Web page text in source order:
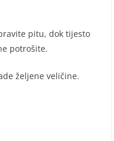
pitu, dok tijesto
potrošite.
željene veličine.